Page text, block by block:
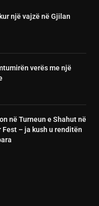
një vajzë në Gjilan
verës me një
në Turneun e Shahut në
Fest – ja kush u renditën